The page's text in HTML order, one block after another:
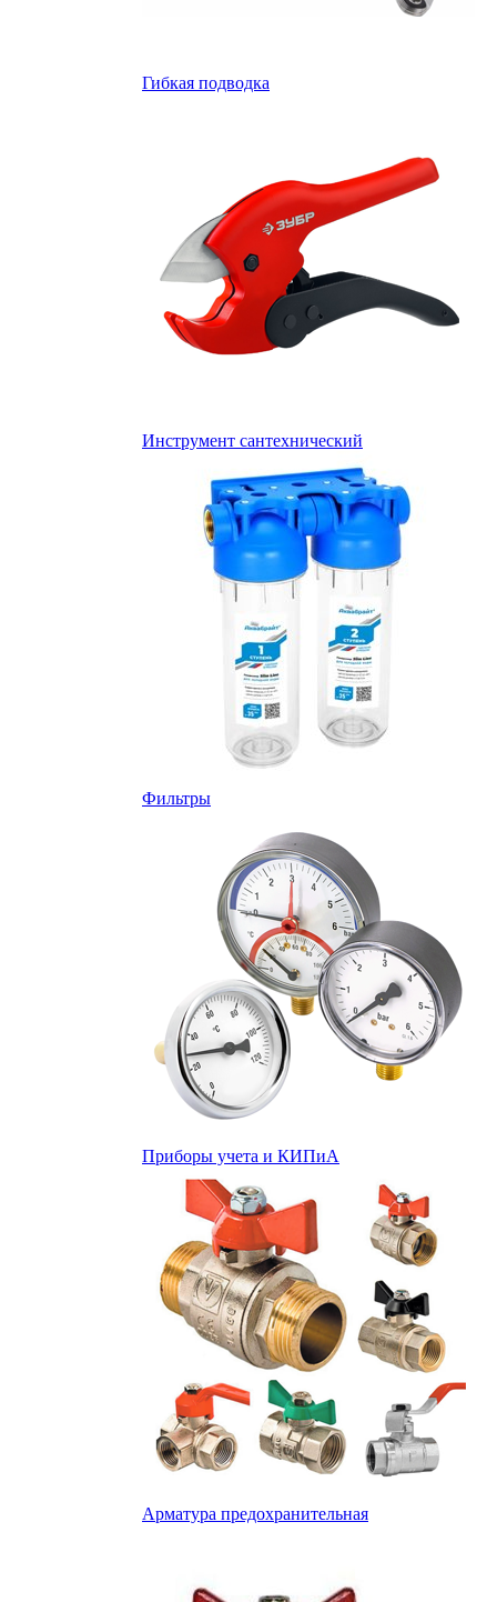
Гибкая подводка
Инструмент сантехнический
Фильтры
Приборы учета и КИПиА
Арматура предохранительная